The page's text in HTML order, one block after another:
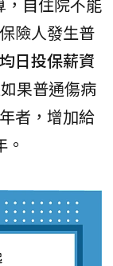
險人發生普
日投保薪資
果普通傷病
者，增加給